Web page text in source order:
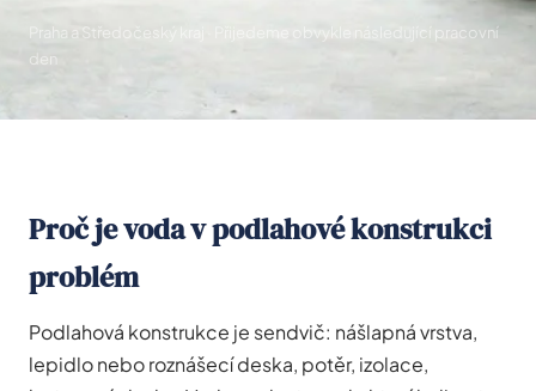
Praha a Středočeský kraj · Přijedeme obvykle následující pracovní
den
Proč je voda v podlahové konstrukci
problém
Podlahová konstrukce je sendvič: nášlapná vrstva,
lepidlo nebo roznášecí deska, potěr, izolace,